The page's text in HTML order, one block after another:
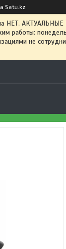
Satu.kz
НЕТ.
работы:
не